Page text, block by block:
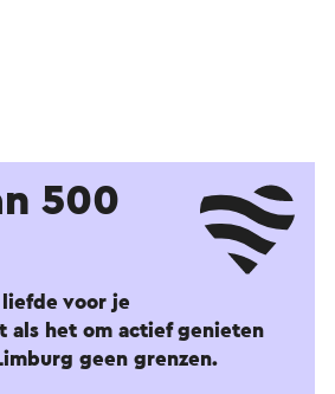
500
voor je
als het om actief genieten
geen grenzen.